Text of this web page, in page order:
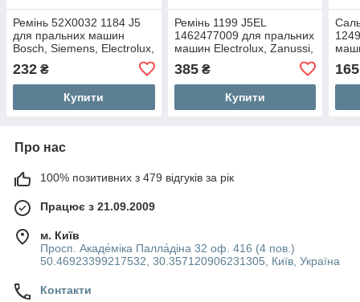
Ремінь 52X0032 1184 J5
для пральних машин
Bosch, Siemens, Electrolux,
232 ₴
Купити
Ремінь 1199 J5EL
1462477009 для пральних
машин Electrolux, Zanussi,
385₴
Купити
165
Про нас
100% позитивних з 479 відгуків за рік
Працює з 21.09.2009
м. Київ
Просп. Акаде́міка Палла́діна 32 оф. 416 (4 пов.)
50.46923399217532, 30.357120906231305, Київ, Україна
Контакти